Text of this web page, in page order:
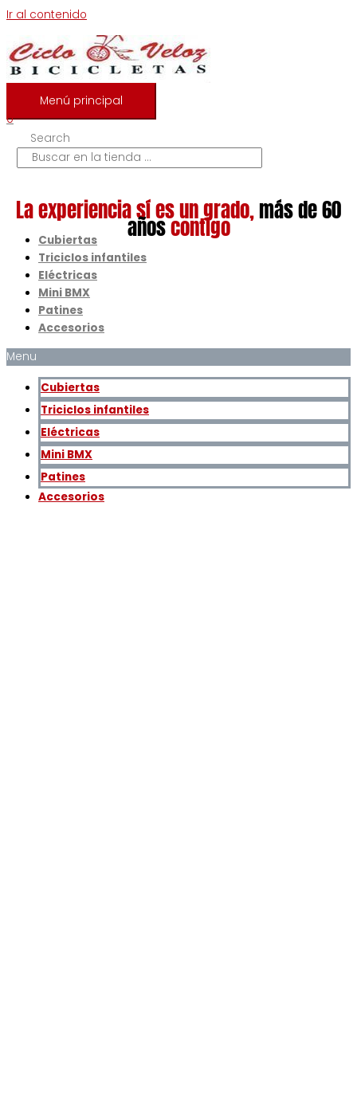
Ir al contenido
Menú principal
0
Search
La experiencia sí es un grado,más de 60
añoscontigo
Cubiertas
Triciclos infantiles
Eléctricas
Mini BMX
Patines
Accesorios
Menu
Cubiertas
Triciclos infantiles
Eléctricas
Mini BMX
Patines
Accesorios